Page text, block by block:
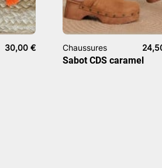
30,00 € Chaussures
Sabot CDS caramel